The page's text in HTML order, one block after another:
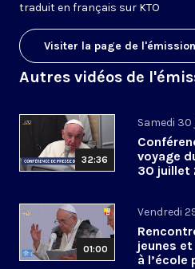
traduit en français sur KTO
Visiter la page de l'émission
Autres vidéos de
32:36
Samedi
voyage
30 juillet
01:00
Vendredi
jeunes
à l’école